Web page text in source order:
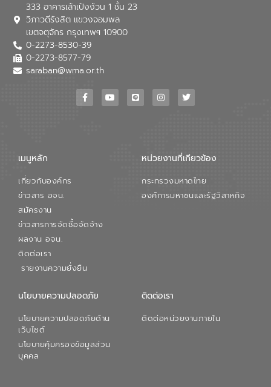
333 อาคารเล้าเป้งง้วน 1 ชั้น 23
วิภาวดีรังสิต แขวงจอมพล
เขตจตุจักร กรุงเทพฯ 10900
0-2273-8530-39
0-2273-8577-79
saraban@wma.or.th
เมนูหลัก
เกี่ยวกับองค์กร
ข่าวสาร อจน.
สมัครงาน
ข่าวสารการจัดซื้อจัดจ้าง
ผลงาน อจน.
ติดต่อเรา
รายงานความยั่งยืน
หน่วยงานที่เกียวข้อง
กระทรวงมหาดไทย
องค์การมหาชนและรัฐวิสาหกิจ
นโยบายความปลอดภัย
นโยบายความปลอดภัยด้าน
เว็บไซต์
นโยบายคุ้มครองข้อมูลส่วน
บุคคล
ติดต่อเรา
ติดต่อหน่วยงานภายใน